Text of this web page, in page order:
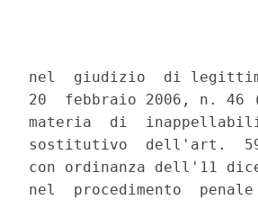
nel  giudizio  di
20  febbraio 2006, n. 46
materia  di
sostitutivo  dell'art.  593
con ordinanza dell'11
nel  procedimento